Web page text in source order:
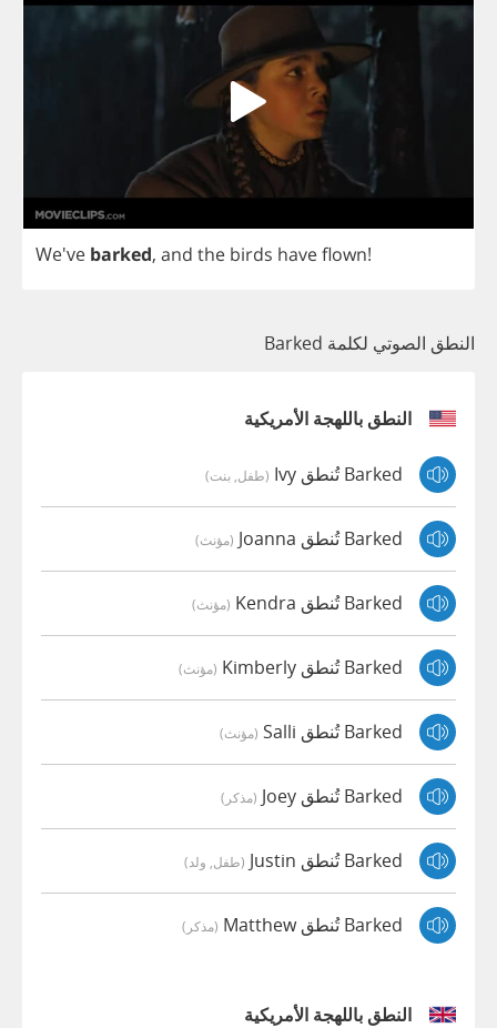
We've barked, and the birds haveflown!
النطق الصوتي لكلمة Barked
النطق باللهجة الأمريكية
Barked تُنطق Ivy (طفل, بنت)
Barked تُنطق Joanna (مؤنث)
Barked تُنطق Kendra (مؤنث)
Barked تُنطق Kimberly (مؤنث)
Barked تُنطق Salli (مؤنث)
Barked تُنطق Joey (مذكر)
Barked تُنطق Justin (طفل, ولد)
Barked تُنطق Matthew (مذكر)
النطق باللهجة الأمريكية